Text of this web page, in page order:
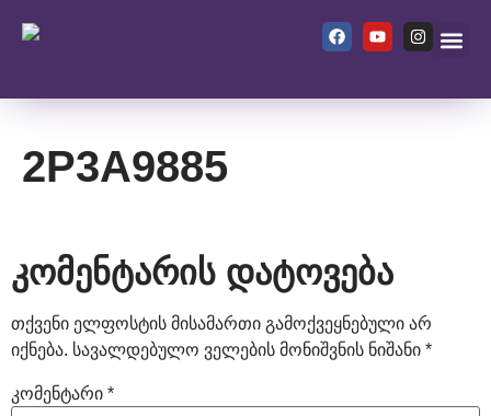
2P3A9885
კომენტარის დატოვება
თქვენი ელფოსტის მისამართი გამოქვეყნებული არ
იქნება. სავალდებულო ველების მონიშვნის ნიშანი *
კომენტარი *